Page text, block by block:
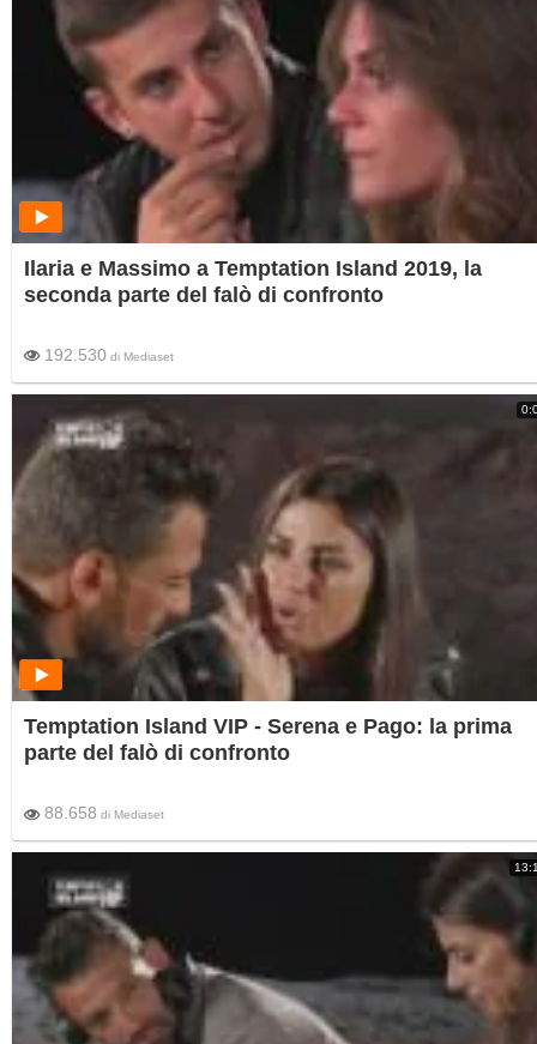
Ilaria e Massimo a Temptation Island 2019, la
seconda parte del falò di confronto
192.530 di Mediaset
Temptation Island VIP - Serena e Pago: la prima
parte del falò di confronto
88.658 di Mediaset